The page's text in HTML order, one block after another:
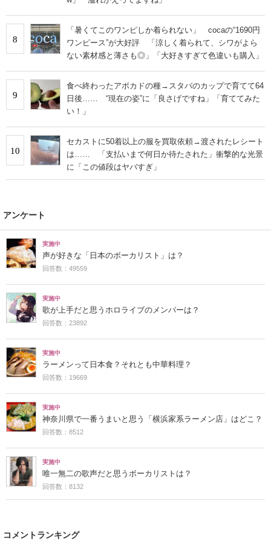
8
「暑くてこのワンピしか着られない」 cocaの“1690円
ワンピース”が大好評 「涼しく着られて、シワがよら
ない素材感と薄さも◎」「大好きすぎて色違いも購入」
9
食べ終わったアボカドの種→スタバのカップで育てて64
日後…… “現在の姿”に「良さげですね」「育ててみた
い！」
10
セカストに50着以上の服を買取依頼→渡されたレシート
は…… 「支払いまで何日か待たされた」衝撃的な光景
に「この値段はヤバすぎ」
アンケート
実施中
声が好きな「日本のボーカリスト」は？
回答数：49559
実施中
歌が上手だと思うホロライブのメンバーは？
回答数：23892
実施中
ラーメンって日本食？それとも中華料理？
回答数：19669
実施中
神奈川県で一番うまいと思う「横浜家系ラーメン店」はどこ？
回答数：8512
実施中
唯一無二の歌声だと思うボーカリストは？
回答数：8132
コメントランキング